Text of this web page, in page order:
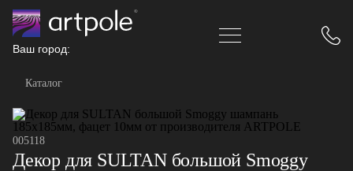
Ваш город:
Каталог
005118
Декор для SULTAN большой Smoggy